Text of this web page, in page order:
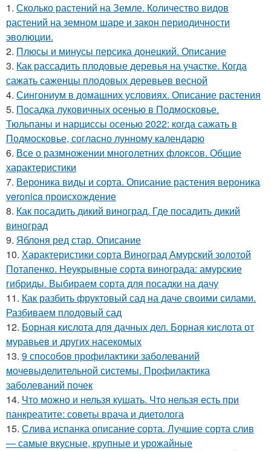
1. Сколько растений на Земле. Количество видов
растений на земном шаре и закон периодичности
эволюции.
2. Плюсы и минусы персика донецкий. Описание
3. Как рассадить плодовые деревья на участке. Когда
сажать саженцы плодовых деревьев весной
4. Сингониум в домашних условиях. Описание растения
5. Посадка луковичных осенью в Подмосковье.
Тюльпаны и нарциссы осенью 2022: когда сажать в
Подмосковье, согласно лунному календарю
6. Все о размножении многолетних флоксов. Общие
характеристики
7. Вероника виды и сорта. Описание растения вероника
veronica происхождение
8. Как посадить дикий виноград. Где посадить дикий
виноград
9. Яблоня ред стар. Описание
10. Характеристики сорта Виноград Амурский золотой
Потапенко. Неукрывные сорта винограда: амурские
гибриды. Выбираем сорта для посадки на дачу
11. Как разбить фруктовый сад на даче своими силами.
Разбиваем плодовый сад
12. Борная кислота для дачных дел. Борная кислота от
муравьев и других насекомых
13. 9 способов профилактики заболеваний
мочевыделительной системы. Профилактика
заболеваний почек
14. Что можно и нельзя кушать. Что нельзя есть при
панкреатите: советы врача и диетолога
15. Слива испанка описание сорта. Лучшие сорта слив
— самые вкусные, крупные и урожайные